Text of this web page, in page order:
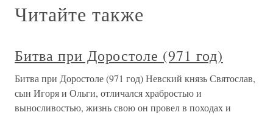
Читайте также
Битва при Доростоле (971 год)
Битва при Доростоле (971 год) Невский князь Святослав,
сын Игоря и Ольги, отличался храбростью и
выносливостью, жизнь свою он провел в походах и